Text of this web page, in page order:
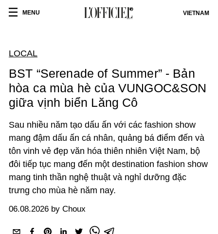
MENU VIETNAM
LOCAL
BST “Serenade of Summer” - Bản
hòa ca mùa hè của VUNGOC&SON
giữa vịnh biển Lăng Cô
Sau nhiều năm tạo dấu ấn với các fashion show
mang đậm dấu ấn cá nhân, quảng bá điểm đến và
tôn vinh vẻ đẹp văn hóa thiên nhiên Việt Nam, bộ
đôi tiếp tục mang đến một destination fashion show
mang tinh thần nghệ thuật và nghỉ dưỡng đặc
trưng cho mùa hè năm nay.
06.08.2026 by Choux